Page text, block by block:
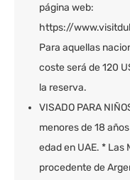
página web:
https://
Para aquellas
coste será de 120
la reserva.
VISADO PARA
menores de 18
edad en UAE. * Las
procedente de